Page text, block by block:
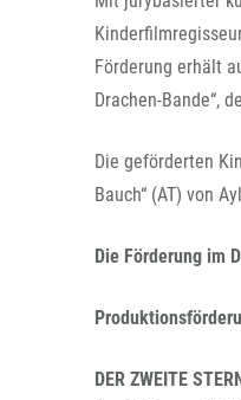
Förderung erhält
Drachen-Bande“,
Die geförderten
Bauch“ (AT) von
Die Förderung im
DER ZWEITE